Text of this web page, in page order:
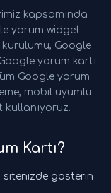
kapsamında
yorum widget
Google
yorum kartı
Google yorum
mobil uyumlu
kullanıyoruz.
Kartı?
sitenizde gösterin